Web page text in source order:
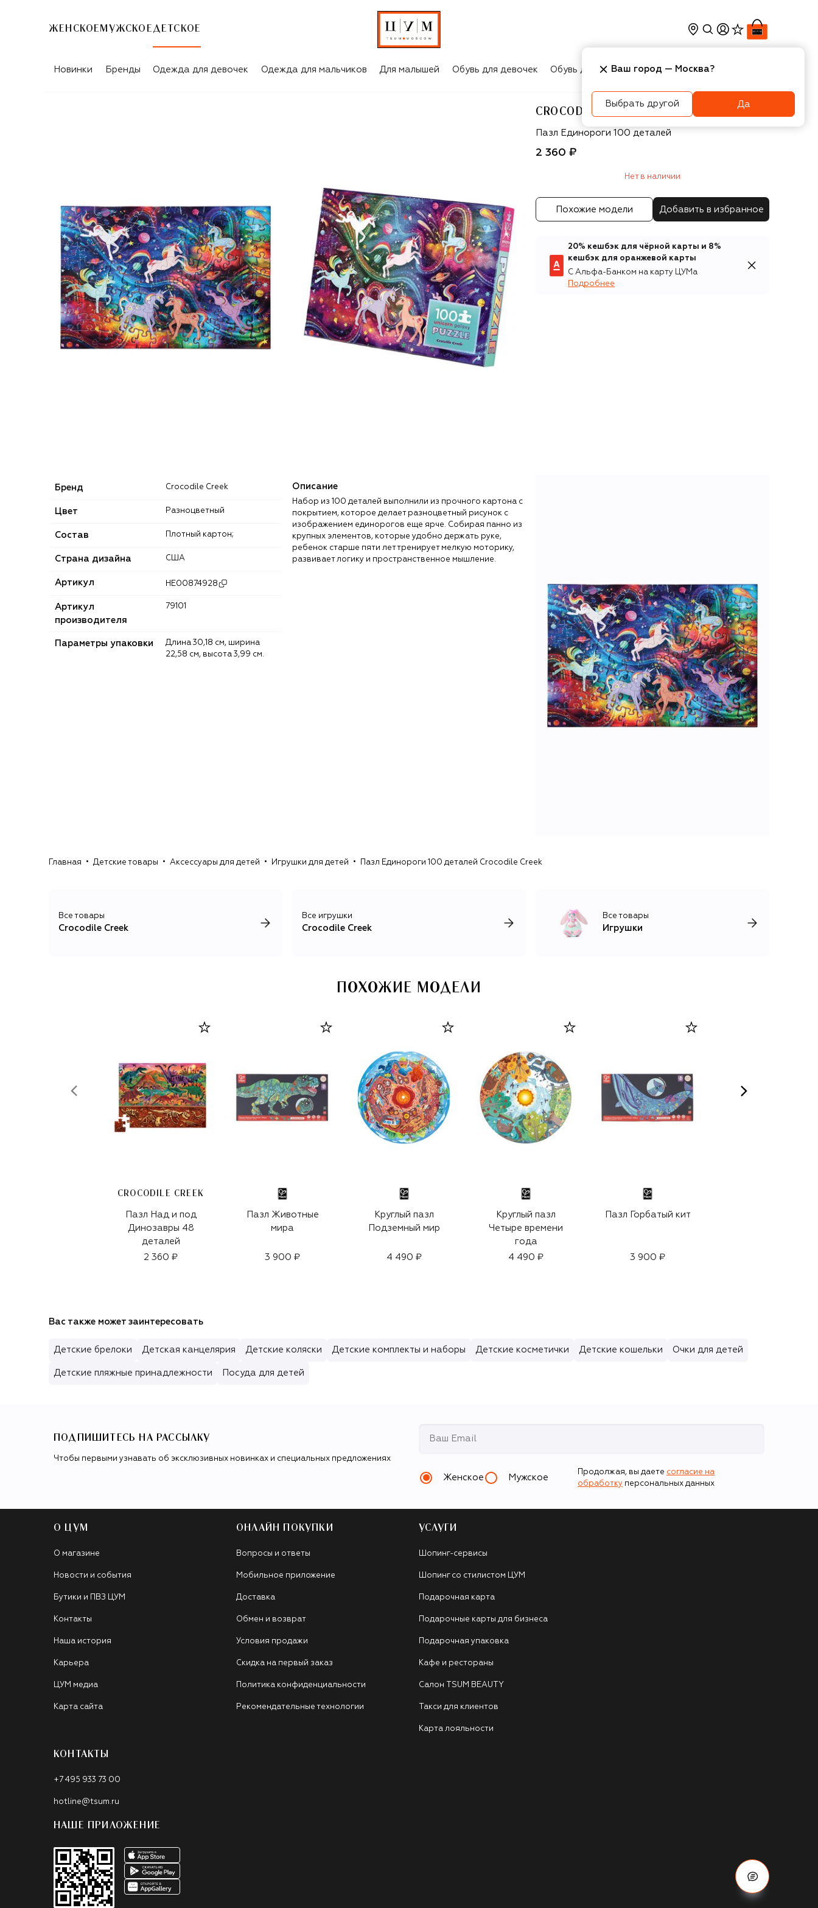
ЖЕНСКОЕ МУЖСКОЕ ДЕТСКОЕ
Новинки Бренды Одежда для девочек Одежда для мальчиков Для малышей Обувь для девочек Обувь для мальчиков Игрушки Аксесcуары
CROCODILE CREEK
Crocodile Creek
Пазл Единороги 100 деталей
2 360 ₽
Нет в наличии
Похожие модели Добавить в избранное
20% кешбэк для чёрной карты и 8%
кешбэк для оранжевой карты
С Альфа-Банком на карту ЦУМа
Подробнее
Бренд Crocodile Creek
Цвет Разноцветный
Состав Плотный картон;
Страна дизайна США
Артикул HE00874928
Артикул
производителя
79101
Параметры упаковки
Длина 30,18 см, ширина
22,58 см, высота 3,99 см.
Описание
Набор из 100 деталей выполнили из прочного картона с
покрытием, которое делает разноцветный рисунок с
изображением единорогов еще ярче. Собирая панно из
крупных элементов, которые удобно держать руке,
ребенок старше пяти лет тренирует мелкую моторику,
развивает логику и пространственное мышление.
Главная Детские товары Аксессуары для детей Игрушки для детей Пазл Единороги 100 деталей Crocodile Creek
Все товары
Crocodile Creek
Все игрушки
Crocodile Creek
Все товары
Игрушки
ПОХОЖИЕ МОДЕЛИ
CROCODILE CREEK
Пазл Над и под
Динозавры 48
деталей
2 360 ₽
Пазл Животные
мира
3 900 ₽
Круглый пазл
Подземный мир
4 490 ₽
Круглый пазл
Четыре времени
года
4 490 ₽
Пазл Горбатый кит
3 900 ₽
Вас также может заинтересовать
Детские брелоки Детская канцелярия Детские коляски Детские комплекты и наборы Детские косметички Детские кошельки Очки для детей
Детские пляжные принадлежности Посуда для детей
ПОДПИШИТЕСЬ НА РАССЫЛКУ
Чтобы первыми узнавать об эксклюзивных новинках и специальных предложениях
Женское Мужское
Продолжая, вы даете согласие на
обработку персональных данных
О ЦУМ
О магазине
Новости и события
Бутики и ПВЗ ЦУМ
Контакты
Наша история
Карьера
ЦУМ медиа
Карта сайта
ОНЛАЙН ПОКУПКИ
Вопросы и ответы
Мобильное приложение
Доставка
Обмен и возврат
Условия продажи
Скидка на первый заказ
Политика конфиденциальности
Рекомендательные технологии
УСЛУГИ
Шопинг-сервисы
Шопинг со стилистом ЦУМ
Подарочная карта
Подарочные карты для бизнеса
Подарочная упаковка
Кафе и рестораны
Салон TSUM BEAUTY
Такси для клиентов
Карта лояльности
КОНТАКТЫ
+7 495 933 73 00
hotline@tsum.ru
НАШЕ ПРИЛОЖЕНИЕ
Ваш город — Москва?
Выбрать другой Да